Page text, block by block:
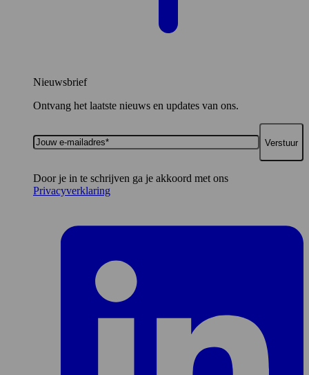
Nieuwsbrief
Ontvang het laatste nieuws en updates van ons.
Jouw
e-
Door je in te schrijven ga je akkoord met ons
Privacyverklaring